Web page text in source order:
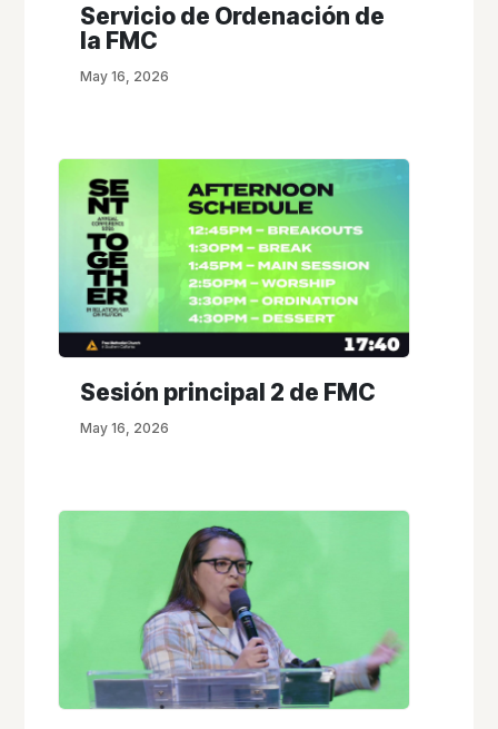
Servicio de Ordenación de
la FMC
May 16, 2026
Sesión principal 2 de FMC
May 16, 2026